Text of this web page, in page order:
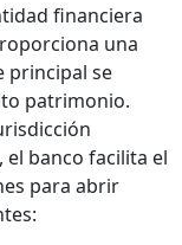
financiera
una
principal se
patrimonio.
banco facilita el
para abrir